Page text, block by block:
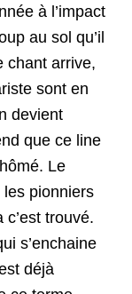
à l’impact
au sol qu’il
chant arrive,
sont en
devient
que ce line
Le
pionniers
trouvé.
s’enchaine
déjà